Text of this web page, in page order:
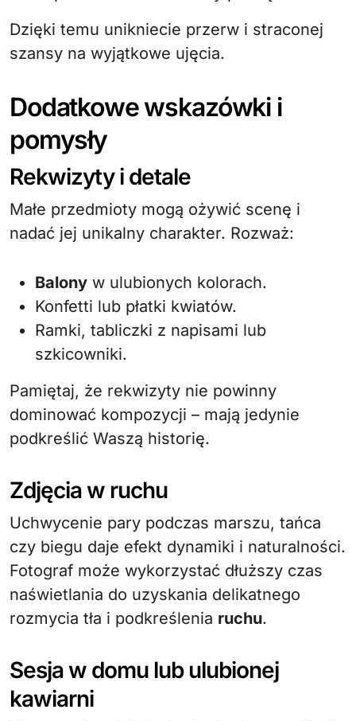
Dzięki temu unikniecie przerw i straconej
szansy na wyjątkowe ujęcia.
Dodatkowe wskazówki i
pomysły
Rekwizyty i detale
Małe przedmioty mogą ożywić scenę i
nadać jej unikalny charakter. Rozważ:
Balony w ulubionych kolorach.
Konfetti lub płatki kwiatów.
Ramki, tabliczki z napisami lub
szkicowniki.
Pamiętaj, że rekwizyty nie powinny
dominować kompozycji – mają jedynie
podkreślić Waszą historię.
Zdjęcia w ruchu
Uchwycenie pary podczas marszu, tańca
czy biegu daje efekt dynamiki i naturalności.
Fotograf może wykorzystać dłuższy czas
naświetlania do uzyskania delikatnego
rozmycia tła i podkreślenia ruchu.
Sesja w domu lub ulubionej
kawiarni